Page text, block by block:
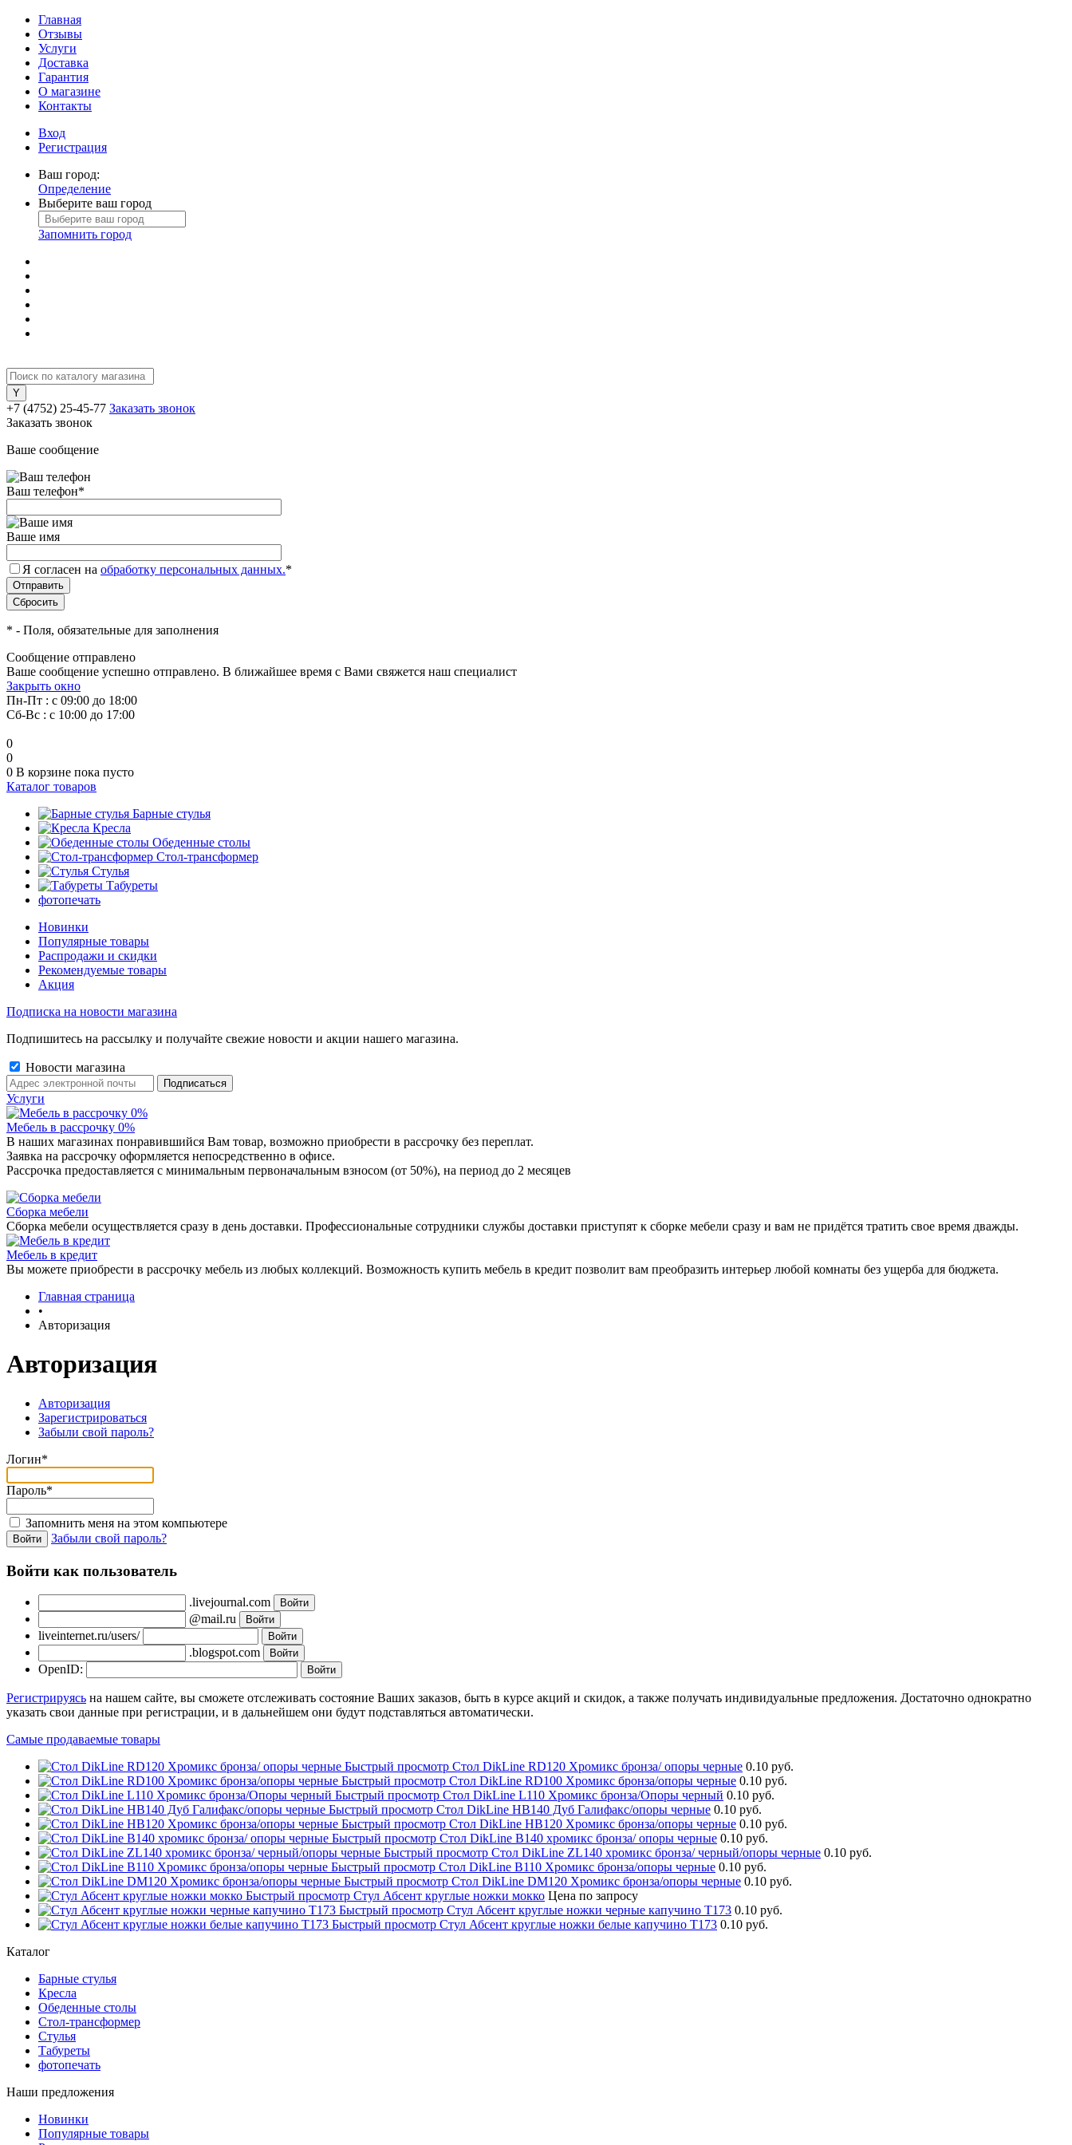
Главная
Отзывы
Услуги
Доставка
Гарантия
О магазине
Контакты
Вход
Регистрация
Ваш город:
Определение
Выберите ваш город
Запомнить город
+7 (4752) 25-45-77 Заказать звонок
Заказать звонок
Ваше сообщение
Ваш телефон*
Ваше имя
Я согласен на обработку персональных данных.*
* - Поля, обязательные для заполнения
Сообщение отправлено
Ваше сообщение успешно отправлено. В ближайшее время с Вами свяжется наш специалист
Закрыть окно
Пн-Пт : с 09:00 до 18:00
Сб-Вс : с 10:00 до 17:00
0
0
0 В корзине пока пусто
Каталог товаров
Барные стулья
Кресла
Обеденные столы
Стол-трансформер
Стулья
Табуреты
фотопечать
Новинки
Популярные товары
Распродажи и скидки
Рекомендуемые товары
Акция
Подписка на новости магазина
Подпишитесь на рассылку и получайте свежие новости и акции нашего магазина.
Новости магазина
Услуги
Мебель в рассрочку 0%
В наших магазинах понравившийся Вам товар, возможно приобрести в рассрочку без переплат.
Заявка на рассрочку оформляется непосредственно в офисе.
Рассрочка предоставляется с минимальным первоначальным взносом (от 50%), на период до 2 месяцев
Сборка мебели
Сборка мебели осуществляется сразу в день доставки. Профессиональные сотрудники службы доставки приступят к сборке мебели сразу и вам не придётся тратить свое время дважды.
Мебель в кредит
Вы можете приобрести в рассрочку мебель из любых коллекций. Возможность купить мебель в кредит позволит вам преобразить интерьер любой комнаты без ущерба для бюджета.
Главная страница
•
Авторизация
Авторизация
Авторизация
Зарегистрироваться
Забыли свой пароль?
Логин*
Пароль*
Запомнить меня на этом компьютере
Забыли свой пароль?
Войти как пользователь
.livejournal.com
@mail.ru
liveinternet.ru/users/
.blogspot.com
OpenID:
Регистрируясь на нашем сайте, вы сможете отслеживать состояние Ваших заказов, быть в курсе акций и скидок, а также получать индивидуальные предложения. Достаточно однократно
указать свои данные при регистрации, и в дальнейшем они будут подставляться автоматически.
Самые продаваемые товары
Быстрый просмотр Стол DikLine RD120 Хромикс бронза/ опоры черные 0.10 руб.
Быстрый просмотр Стол DikLine RD100 Хромикс бронза/опоры черные 0.10 руб.
Быстрый просмотр Стол DikLine L110 Хромикс бронза/Опоры черный 0.10 руб.
Быстрый просмотр Стол DikLine НВ140 Дуб Галифакс/опоры черные 0.10 руб.
Быстрый просмотр Стол DikLine НВ120 Хромикс бронза/опоры черные 0.10 руб.
Быстрый просмотр Стол DikLine В140 хромикс бронза/ опоры черные 0.10 руб.
Быстрый просмотр Стол DikLine ZL140 хромикс бронза/ черный/опоры черные 0.10 руб.
Быстрый просмотр Стол DikLine В110 Хромикс бронза/опоры черные 0.10 руб.
Быстрый просмотр Стол DikLine DM120 Хромикс бронза/опоры черные 0.10 руб.
Быстрый просмотр Стул Абсент круглые ножки мокко Цена по запросу
Быстрый просмотр Стул Абсент круглые ножки черные капучино Т173 0.10 руб.
Быстрый просмотр Стул Абсент круглые ножки белые капучино Т173 0.10 руб.
Каталог
Барные стулья
Кресла
Обеденные столы
Стол-трансформер
Стулья
Табуреты
фотопечать
Наши предложения
Новинки
Популярные товары